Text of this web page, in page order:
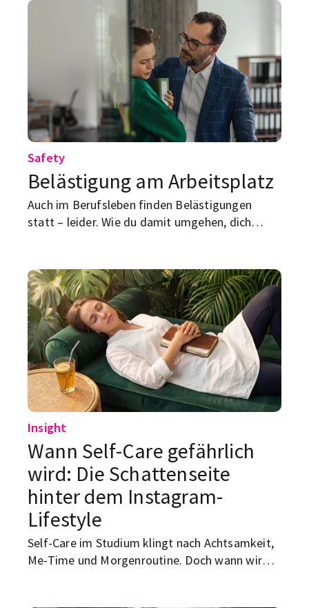
Safety
Belästigung am Arbeitsplatz
Auch im Berufsleben finden Belästigungen
statt – leider. Wie du damit umgehen, dich
Insight
Wann Self-Care gefährlich
wird: Die Schattenseite
hinter dem Instagram-
Lifestyle
Self-Care im Studium klingt nach Achtsamkeit,
Me-Time und Morgenroutine. Doch wann wird